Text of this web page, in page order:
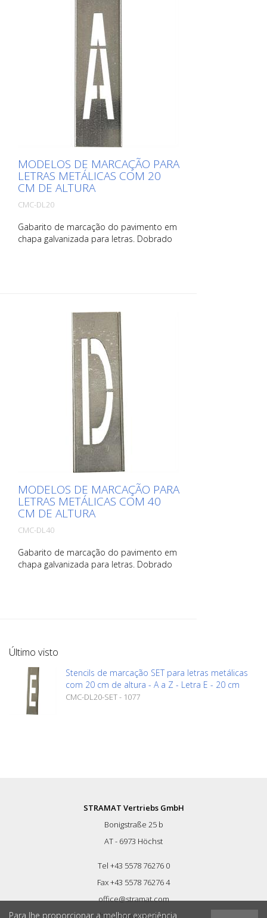
MODELOS DE MARCAÇÃO PARA
LETRAS METÁLICAS COM 20
CM DE ALTURA
CMC-DL20
Gabarito de marcação do pavimento em
chapa galvanizada para letras. Dobrado
MODELOS DE MARCAÇÃO PARA
LETRAS METÁLICAS COM 40
CM DE ALTURA
CMC-DL40
Gabarito de marcação do pavimento em
chapa galvanizada para letras. Dobrado
Último visto
Stencils de marcação SET para letras metálicas
com 20 cm de altura - A a Z - Letra E - 20 cm
CMC-DL20-SET - 1077
STRAMAT Vertriebs GmbH
Bonigstraße 25 b
AT - 6973 Höchst
Tel +43 5578 76276 0
Fax +43 5578 76276 4
office@stramat.com
http://www.rmcd.eu
Para lhe proporcionar a melhor experiência